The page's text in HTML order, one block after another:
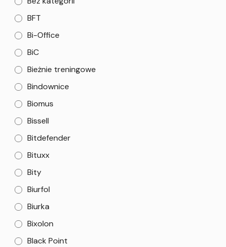
BFT
Bi-Office
BiC
Bieżnie treningowe
Bindownice
Biomus
Bissell
Bitdefender
Bituxx
Bity
Biurfol
Biurka
Bixolon
Black Point